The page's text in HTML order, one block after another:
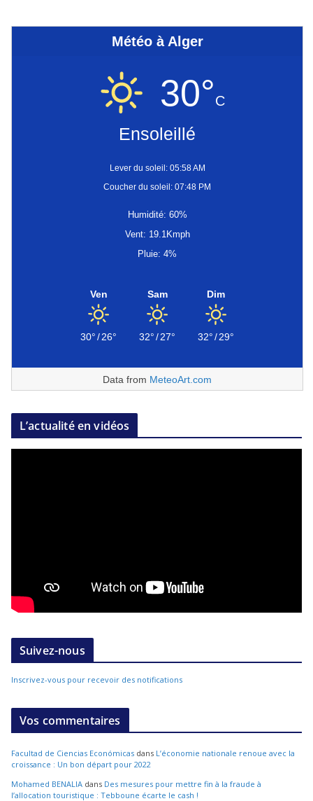
Météo à Alger
30°C
Ensoleillé
Lever du soleil: 05:58 AM
Coucher du soleil: 07:48 PM
Humidité: 60%
Vent: 19.1Kmph
Pluie: 4%
Ven
30°/26°
Sam
32°/27°
Dim
32°/29°
Data from MeteoArt.com
L’actualité en vidéos
Suivez-nous
Inscrivez-vous pour recevoir des notifications
Vos commentaires
Facultad de Ciencias Económicas dans L’économie nationale renoue avec la
croissance : Un bon départ pour 2022
Mohamed BENALIA dans Des mesures pour mettre fin à la fraude à
l’allocation touristique : Tebboune écarte le cash !